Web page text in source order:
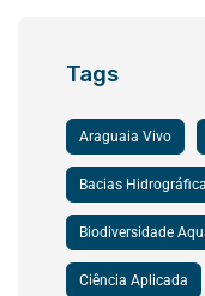
Tags
Araguaia Vivo
Bacias
Biodiversidade
Ciência Aplicada